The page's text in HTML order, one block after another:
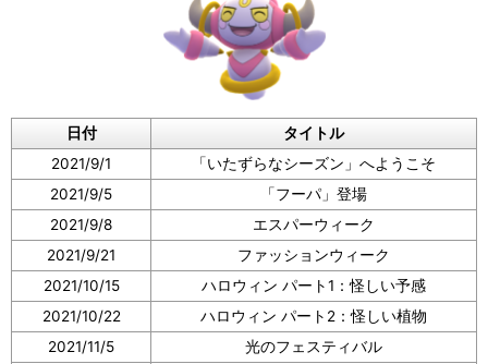
日付
タイトル
2021/9/1
「いたずらなシーズン」へようこそ
2021/9/5
「フーパ」登場
2021/9/8
エスパーウィーク
2021/9/21
ファッションウィーク
2021/10/15
ハロウィン パート1：怪しい予感
2021/10/22
ハロウィン パート2：怪しい植物
2021/11/5
光のフェスティバル